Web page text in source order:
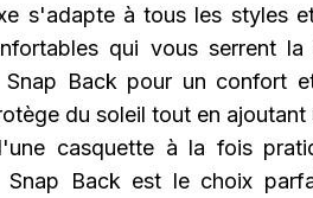
s'adapte à tous les styles
qui vous serrent
Snap Back pour un confort
du soleil tout en
casquette à la fois
Snap Back est le choix